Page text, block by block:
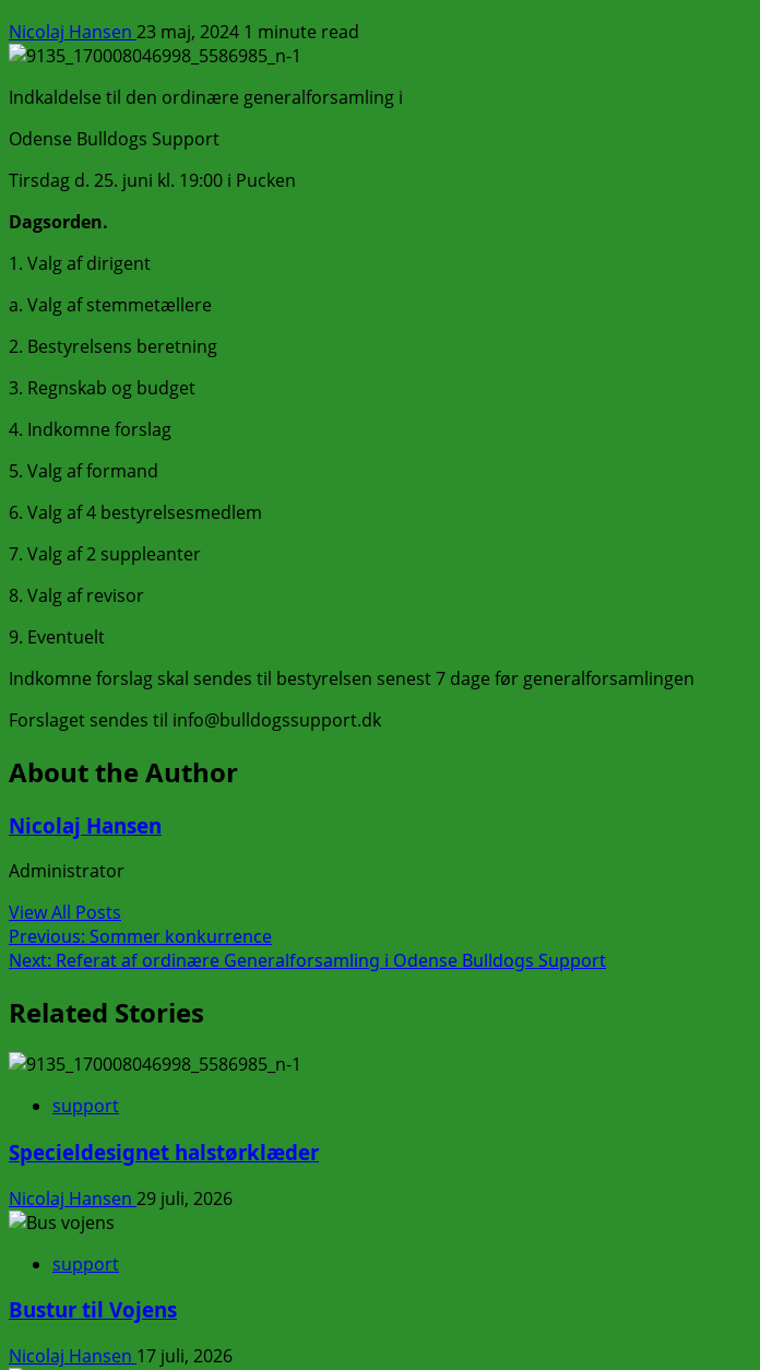
Nicolaj Hansen 23 maj, 2024 1 minute read
Indkaldelse til den ordinære generalforsamling i
Odense Bulldogs Support
Tirsdag d. 25. juni kl. 19:00 i Pucken
Dagsorden.
1. Valg af dirigent
a. Valg af stemmetællere
2. Bestyrelsens beretning
3. Regnskab og budget
4. Indkomne forslag
5. Valg af formand
6. Valg af 4 bestyrelsesmedlem
7. Valg af 2 suppleanter
8. Valg af revisor
9. Eventuelt
Indkomne forslag skal sendes til bestyrelsen senest 7 dage før generalforsamlingen
Forslaget sendes til info@bulldogssupport.dk
About the Author
Nicolaj Hansen
Administrator
View All Posts
Post
navigation
Previous: Sommer konkurrence
Next: Referat af ordinære Generalforsamling i Odense Bulldogs Support
Related Stories
support
Specieldesignet halstørklæder
Nicolaj Hansen 29 juli, 2026
support
Bustur til Vojens
Nicolaj Hansen 17 juli, 2026